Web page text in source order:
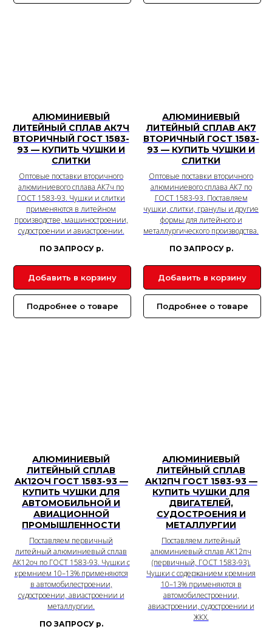
АЛЮМИНИЕВЫЙ
ЛИТЕЙНЫЙ СПЛАВ АК7Ч
ВТОРИЧНЫЙ ГОСТ 1583-
93 — КУПИТЬ ЧУШКИ И
СЛИТКИ
Оптовые поставки вторичного
алюминиевого сплава АК7ч по
ГОСТ 1583-93. Чушки и слитки
применяются в литейном
производстве, машиностроении,
судостроении и авиастроении.
ПО ЗАПРОСУ р.
Добавить в корзину
Подробнее о товаре
АЛЮМИНИЕВЫЙ
ЛИТЕЙНЫЙ СПЛАВ АК7
ВТОРИЧНЫЙ ГОСТ 1583-
93 — КУПИТЬ ЧУШКИ И
СЛИТКИ
Оптовые поставки вторичного
алюминиевого сплава АК7 по
ГОСТ 1583-93. Поставляем
чушки, слитки, гранулы и другие
формы для литейного и
металлургического производства.
ПО ЗАПРОСУ р.
Добавить в корзину
Подробнее о товаре
АЛЮМИНИЕВЫЙ
ЛИТЕЙНЫЙ СПЛАВ
АК12ОЧ ГОСТ 1583-93 —
КУПИТЬ ЧУШКИ ДЛЯ
АВТОМОБИЛЬНОЙ И
АВИАЦИОННОЙ
ПРОМЫШЛЕННОСТИ
Поставляем первичный
литейный алюминиевый сплав
АК12оч по ГОСТ 1583-93. Чушки с
кремнием 10–13% применяются
в автомобилестроении,
судостроении, авиастроении и
металлургии.
ПО ЗАПРОСУ р.
АЛЮМИНИЕВЫЙ
ЛИТЕЙНЫЙ СПЛАВ
АК12ПЧ ГОСТ 1583-93 —
КУПИТЬ ЧУШКИ ДЛЯ
ДВИГАТЕЛЕЙ,
СУДОСТРОЕНИЯ И
МЕТАЛЛУРГИИ
Поставляем литейный
алюминиевый сплав АК12пч
(первичный, ГОСТ 1583-93).
Чушки с содержанием кремния
10–13% применяются в
автомобилестроении,
авиастроении, судостроении и
ЖКХ.